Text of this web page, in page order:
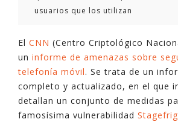
usuarios que los utilizan
El CNN (Centro Criptológico
un informe de amenazas sobre
telefonía móvil. Se trata de un
completo y actualizado, en el que
detallan un conjunto de medidas
famosísima vulnerabilidad